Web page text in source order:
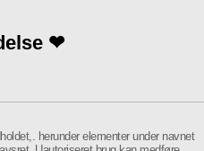
❤
herunder elementer under navnet